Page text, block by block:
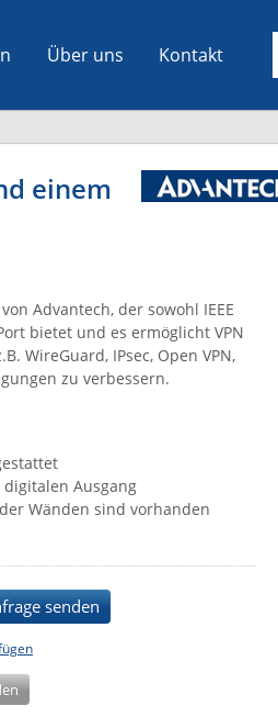
Über uns Kontakt
einem
Advantech, der sowohl IEEE
bietet und es ermöglicht VPN
WireGuard, IPsec, Open VPN,
zu verbessern.
Ausgang
Wänden sind vorhanden
senden